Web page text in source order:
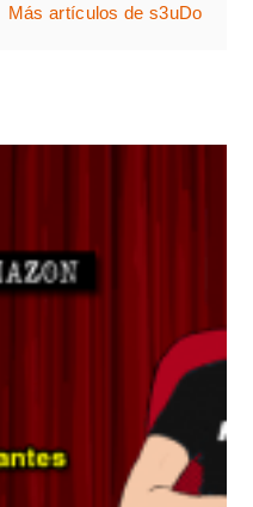
Más artículos de s3uDo